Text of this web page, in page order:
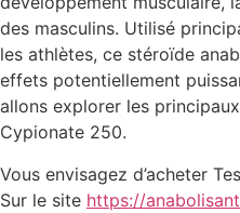
des masculins. Utilisé
les athlètes, ce stéroïde
effets potentiellement
allons explorer les
Cypionate 250.
Vous envisagez d’acheter
Sur le site https://